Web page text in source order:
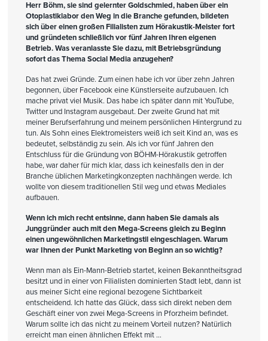
Herr Böhm, sie sind gelernter Goldschmied, haben über ein
Otoplastiklabor den Weg in die Branche gefunden, bildeten
sich über einen großen Filialisten zum Hörakustik-Meister fort
und gründeten schließlich vor fünf Jahren Ihren eigenen
Betrieb. Was veranlasste Sie dazu, mit Betriebsgründung
sofort das Thema Social Media anzugehen?
Das hat zwei Gründe. Zum einen habe ich vor über zehn Jahren
begonnen, über Facebook eine Künstlerseite aufzubauen. Ich
mache privat viel Musik. Das habe ich später dann mit YouTube,
Twitter und Instagram ausgebaut. Der zweite Grund hat mit
meiner Berufserfahrung und meinem persönlichen Hintergrund zu
tun. Als Sohn eines Elektromeisters weiß ich seit Kind an, was es
bedeutet, selbständig zu sein. Als ich vor fünf Jahren den
Entschluss für die Gründung von BÖHM-Hörakustik getroffen
habe, war daher für mich klar, dass ich keinesfalls den in der
Branche üblichen Marketingkonzepten nachhängen werde. Ich
wollte von diesem traditionellen Stil weg und etwas Mediales
aufbauen.
Wenn ich mich recht entsinne, dann haben Sie damals als
Junggründer auch mit den Mega-Screens gleich zu Beginn
einen ungewöhnlichen Marketingstil eingeschlagen. Warum
war Ihnen der Punkt Marketing von Beginn an so wichtig?
Wenn man als Ein-Mann-Betrieb startet, keinen Bekanntheitsgrad
besitzt und in einer von Filialisten dominierten Stadt lebt, dann ist
aus meiner Sicht eine regional bezogene Sichtbarkeit
entscheidend. Ich hatte das Glück, dass sich direkt neben dem
Geschäft einer von zwei Mega-Screens in Pforzheim befindet.
Warum sollte ich das nicht zu meinem Vorteil nutzen? Natürlich
erreicht man einen ähnlichen Effekt mit …